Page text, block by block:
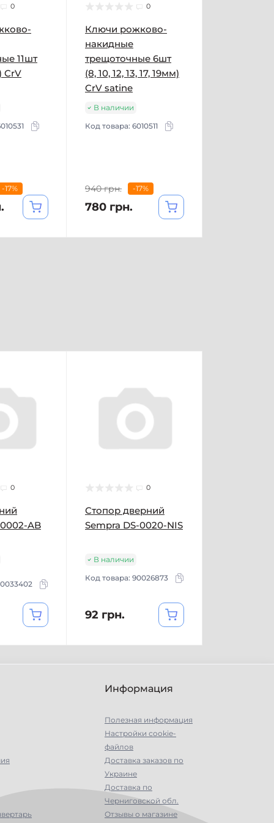
0
11шт
CrV
-17%
0
Ключи рожково-
накидные
трещоточные 6шт
(8, 10, 12, 13, 17, 19мм)
CrV satine
В наличии
Код товара: 6010511
940 грн. -17%
780 грн.
0
AB
0
Стопор дверний
Sempra DS-0020-NIS
В наличии
Код товара: 90026873
92 грн.
Информация
Полезная информация
Настройки сookie-
файлов
Доставка заказов по
Украине
Доставка по
Черниговской обл.
Отзывы о магазине